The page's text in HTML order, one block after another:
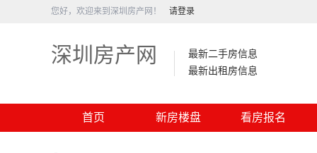
您好，欢迎来到深圳房产网！ 请登录
深圳房产网
最新二手房信息
最新出租房信息
首页 新房楼盘 看房报名